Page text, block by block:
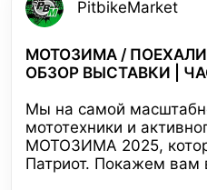
PitbikeMarket
МОТОЗИМА /
ОБЗОР ВЫСТАВКИ |
Мы на самой
мототехники и
МОТОЗИМА 2025,
Патриот. Покажем вам